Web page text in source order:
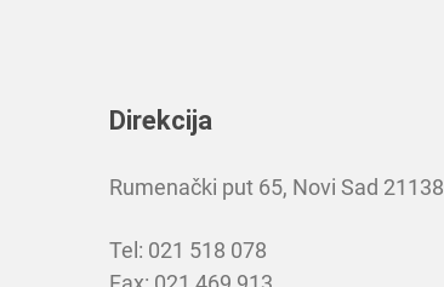
Direkcija
Rumenački put 65, Novi Sad 21138
Tel: 021 518 078